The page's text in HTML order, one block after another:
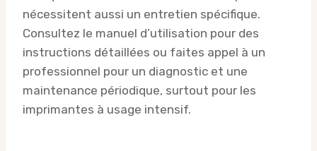
nécessitent aussi un entretien spécifique.
Consultez le manuel d’utilisation pour des
instructions détaillées ou faites appel à un
professionnel pour un diagnostic et une
maintenance périodique, surtout pour les
imprimantes à usage intensif.